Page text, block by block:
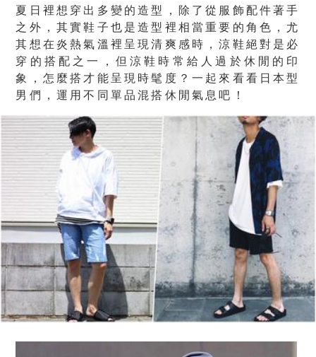
夏日裡想穿出多變的造型，除了從服飾配件著手
之外，其實鞋子也是造型裡相當重要的角色，尤
其想在炎熱氣溫裡呈現清爽感時，涼鞋絕對是必
穿的搭配之一，但涼鞋時常給人過於休閒的印
象，怎麼搭才能呈現時髦度？一起來看看日本型
男們，運用不同單品混搭休閒氣息吧！